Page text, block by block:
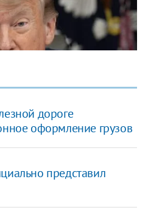
дороге
оформление грузов
представил